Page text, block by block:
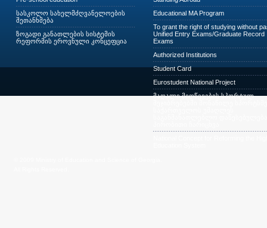
სასკოლო სახელმძღვანელოების
შეთანხმება
ზოგადი განათლების სისტემის
რეფორმის ეროვნული კონცეფცია
Educational MA Program
To grant the right of studying without
Unified Entry Exams/Graduate Record
Exams
Authorized Institutions
Student Card
Eurostudent National Project
მაღალი მიღწევების სპორტულ